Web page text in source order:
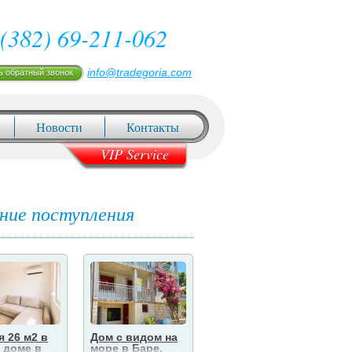
69-211-062
обратный звонок info@tradegoria.com
Новости Контакты
VIP Service
поступления
26 м2 в
доме в
Дом с видом на
море в Баре,